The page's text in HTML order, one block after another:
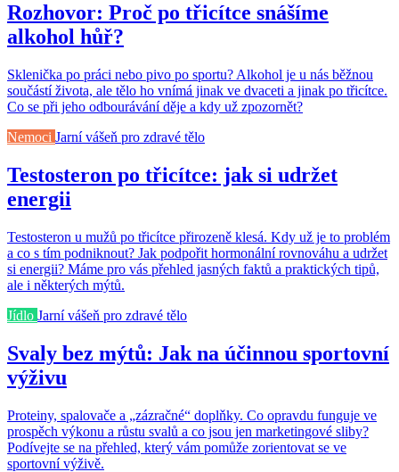
Rozhovor: Proč po třicítce snášíme
alkohol hůř?
Sklenička po práci nebo pivo po sportu? Alkohol je u nás běžnou
součástí života, ale tělo ho vnímá jinak ve dvaceti a jinak po třicítce.
Co se při jeho odbourávání děje a kdy už zpozornět?
Nemoci Jarní vášeň pro zdravé tělo
Testosteron po třicítce: jak si udržet
energii
Testosteron u mužů po třicítce přirozeně klesá. Kdy už je to problém
a co s tím podniknout? Jak podpořit hormonální rovnováhu a udržet
si energii? Máme pro vás přehled jasných faktů a praktických tipů,
ale i některých mýtů.
Jídlo Jarní vášeň pro zdravé tělo
Svaly bez mýtů: Jak na účinnou sportovní
výživu
Proteiny, spalovače a „zázračné“ doplňky. Co opravdu funguje ve
prospěch výkonu a růstu svalů a co jsou jen marketingové sliby?
Podívejte se na přehled, který vám pomůže zorientovat se ve
sportovní výživě.